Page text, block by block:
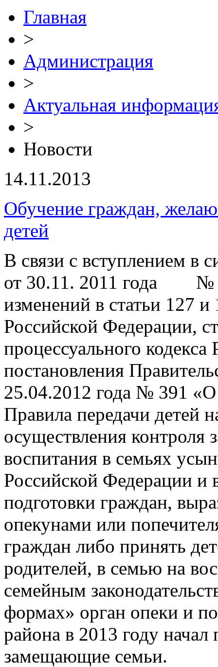
Главная
>
Администрация
>
Актуальная
>
Новости
14.11.2013
Обучение граждан,
детей
В связи с вступлением в
от 30.11. 2011 года №
изменений в статьи 127
Российской Федерации,
процессуального
постановления
25.04.2012 года № 391
Правила передачи детей
осуществления контроля
воспитания в семьях
Российской Федерации и
подготовки граждан,
опекунами или
граждан либо принять
родителей, в семью на
семейным
формах» орган опеки и
района в 2013 году начал
замещающие семьи.